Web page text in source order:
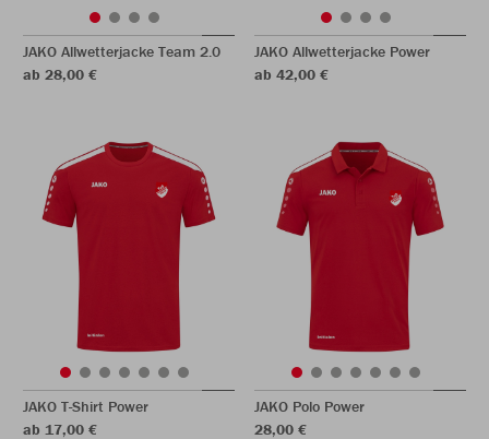
JAKO Allwetterjacke Team 2.0
ab 28,00 €
JAKO Allwetterjacke Power
ab 42,00 €
JAKO T-Shirt Power
ab 17,00 €
JAKO Polo Power
28,00 €